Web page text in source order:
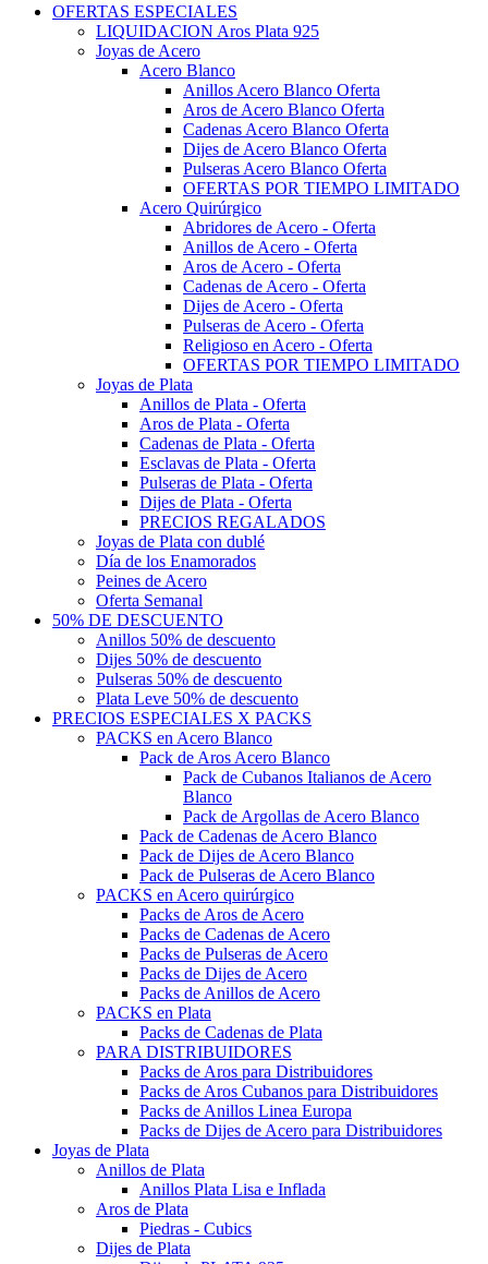
OFERTAS ESPECIALES
LIQUIDACION Aros Plata 925
Joyas de Acero
Acero Blanco
Anillos Acero Blanco Oferta
Aros de Acero Blanco Oferta
Cadenas Acero Blanco Oferta
Dijes de Acero Blanco Oferta
Pulseras Acero Blanco Oferta
OFERTAS POR TIEMPO LIMITADO
Acero Quirúrgico
Abridores de Acero - Oferta
Anillos de Acero - Oferta
Aros de Acero - Oferta
Cadenas de Acero - Oferta
Dijes de Acero - Oferta
Pulseras de Acero - Oferta
Religioso en Acero - Oferta
OFERTAS POR TIEMPO LIMITADO
Joyas de Plata
Anillos de Plata - Oferta
Aros de Plata - Oferta
Cadenas de Plata - Oferta
Esclavas de Plata - Oferta
Pulseras de Plata - Oferta
Dijes de Plata - Oferta
PRECIOS REGALADOS
Joyas de Plata con dublé
Día de los Enamorados
Peines de Acero
Oferta Semanal
50% DE DESCUENTO
Anillos 50% de descuento
Dijes 50% de descuento
Pulseras 50% de descuento
Plata Leve 50% de descuento
PRECIOS ESPECIALES X PACKS
PACKS en Acero Blanco
Pack de Aros Acero Blanco
Pack de Cubanos Italianos de Acero
Blanco
Pack de Argollas de Acero Blanco
Pack de Cadenas de Acero Blanco
Pack de Dijes de Acero Blanco
Pack de Pulseras de Acero Blanco
PACKS en Acero quirúrgico
Packs de Aros de Acero
Packs de Cadenas de Acero
Packs de Pulseras de Acero
Packs de Dijes de Acero
Packs de Anillos de Acero
PACKS en Plata
Packs de Cadenas de Plata
PARA DISTRIBUIDORES
Packs de Aros para Distribuidores
Packs de Aros Cubanos para Distribuidores
Packs de Anillos Linea Europa
Packs de Dijes de Acero para Distribuidores
Joyas de Plata
Anillos de Plata
Anillos Plata Lisa e Inflada
Aros de Plata
Piedras - Cubics
Dijes de Plata